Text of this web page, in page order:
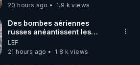
20 hours ago
1.9 k views
Des bombes aériennes
russes anéantissent les
centres de contrôle de
drones de 3 brigades
ukrainienne
LEF
21 hours ago
1.8 k views